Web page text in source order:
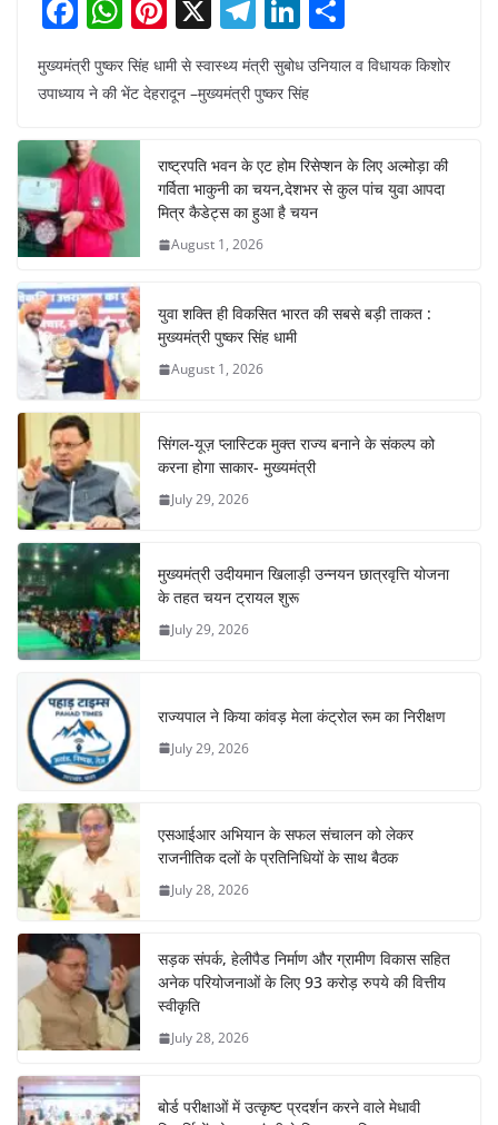
F
a
c
b
o
o
k
W
h
at
A
p
p
Pi
nt
er
e
st
X T
el
e
gr
a
m
Li
n
k
dI
n
ar
मुख्यमंत्री पुष्कर सिंह धामी से स्वास्थ्य मंत्री सुबोध उनियाल व विधायक किशोर
उपाध्याय ने की भेंट देहरादून –मुख्यमंत्री पुष्कर सिंह
राष्ट्रपति भवन के एट होम रिसेप्शन के लिए अल्मोड़ा की
गर्विता भाकुनी का चयन,देशभर से कुल पांच युवा आपदा
मित्र कैडेट्स का हुआ है चयन
August 1, 2026
युवा शक्ति ही विकसित भारत की सबसे बड़ी ताकत :
मुख्यमंत्री पुष्कर सिंह धामी
August 1, 2026
सिंगल-यूज़ प्लास्टिक मुक्त राज्य बनाने के संकल्प को
करना होगा साकार- मुख्यमंत्री
July 29, 2026
मुख्यमंत्री उदीयमान खिलाड़ी उन्नयन छात्रवृत्ति योजना
के तहत चयन ट्रायल शुरू
July 29, 2026
राज्यपाल ने किया कांवड़ मेला कंट्रोल रूम का निरीक्षण
July 29, 2026
एसआईआर अभियान के सफल संचालन को लेकर
राजनीतिक दलों के प्रतिनिधियों के साथ बैठक
July 28, 2026
सड़क संपर्क, हेलीपैड निर्माण और ग्रामीण विकास सहित
अनेक परियोजनाओं के लिए 93 करोड़ रुपये की वित्तीय
स्वीकृति
July 28, 2026
बोर्ड परीक्षाओं में उत्कृष्ट प्रदर्शन करने वाले मेधावी